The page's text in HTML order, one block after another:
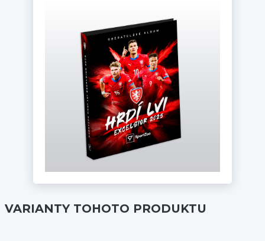
VARIANTY TOHOTO PRODUKTU